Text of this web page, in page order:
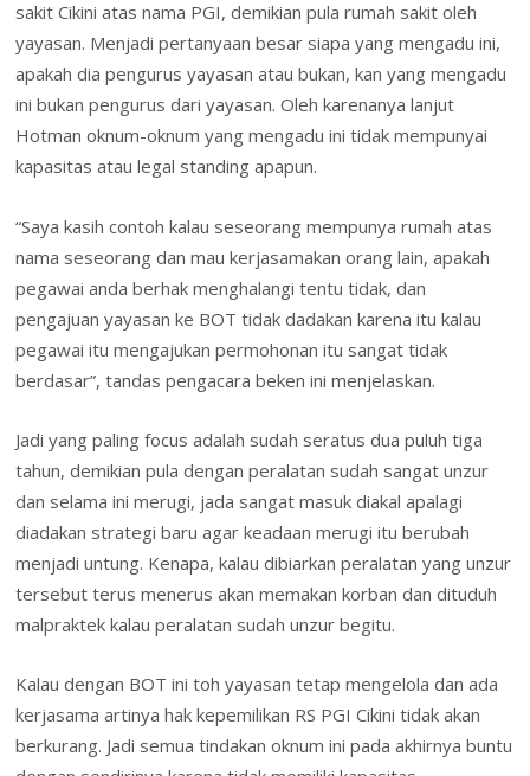
sakit Cikini atas nama PGI, demikian pula rumah sakit oleh
yayasan. Menjadi pertanyaan besar siapa yang mengadu ini,
apakah dia pengurus yayasan atau bukan, kan yang mengadu
ini bukan pengurus dari yayasan. Oleh karenanya lanjut
Hotman oknum-oknum yang mengadu ini tidak mempunyai
kapasitas atau legal standing apapun.
“Saya kasih contoh kalau seseorang mempunya rumah atas
nama seseorang dan mau kerjasamakan orang lain, apakah
pegawai anda berhak menghalangi tentu tidak, dan
pengajuan yayasan ke BOT tidak dadakan karena itu kalau
pegawai itu mengajukan permohonan itu sangat tidak
berdasar”, tandas pengacara beken ini menjelaskan.
Jadi yang paling focus adalah sudah seratus dua puluh tiga
tahun, demikian pula dengan peralatan sudah sangat unzur
dan selama ini merugi, jada sangat masuk diakal apalagi
diadakan strategi baru agar keadaan merugi itu berubah
menjadi untung. Kenapa, kalau dibiarkan peralatan yang unzur
tersebut terus menerus akan memakan korban dan dituduh
malpraktek kalau peralatan sudah unzur begitu.
Kalau dengan BOT ini toh yayasan tetap mengelola dan ada
kerjasama artinya hak kepemilikan RS PGI Cikini tidak akan
berkurang. Jadi semua tindakan oknum ini pada akhirnya buntu